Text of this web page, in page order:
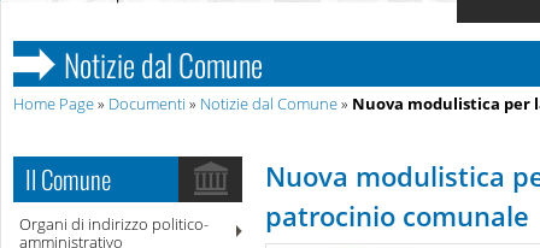
Notizie dal Comune
Home Page» Documenti » Notizie dal Comune» Nuova modulistica per
Il Comune
Organi di indirizzo politico-
amministrativo
Nuova modulistica
patrocinio comunale